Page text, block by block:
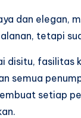
dan elegan,
tetapi
disitu, fasilitas
semua
setiap